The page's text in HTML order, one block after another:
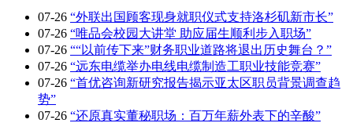
07-26 “外联出国顾客现身就职仪式支持洛杉矶新市长”
07-26 “唯品会校园大讲堂 助应届生顺利步入职场”
07-26 ““以前传下来”财务职业道路将退出历史舞台？”
07-26 “远东电缆举办电线电缆制造工职业技能竞赛”
07-26 “首优咨询新研究报告揭示亚太区职员背景调查趋
势”
07-26 “还原真实董秘职场：百万年薪外表下的辛酸”